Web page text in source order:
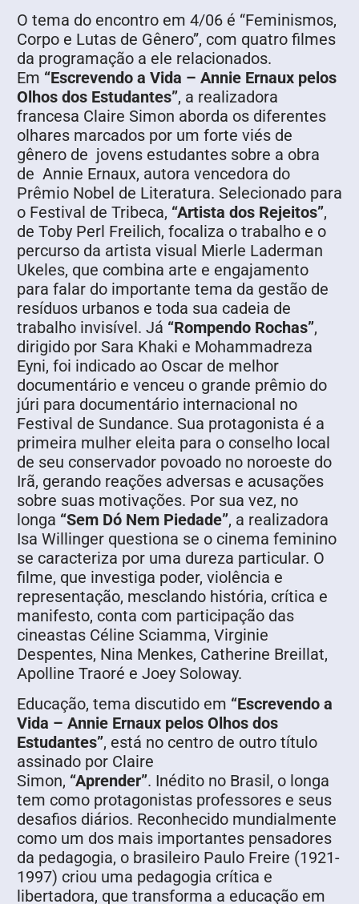
O tema do encontro em 4/06 é “Feminismos,
Corpo e Lutas de Gênero”, com quatro filmes
da programação a ele relacionados.
Em “Escrevendo a Vida – Annie Ernaux pelos
Olhos dos Estudantes”, a realizadora
francesa Claire Simon aborda os diferentes
olhares marcados por um forte viés de
gênero de jovens estudantes sobre a obra
de Annie Ernaux, autora vencedora do
Prêmio Nobel de Literatura. Selecionado para
o Festival de Tribeca, “Artista dos Rejeitos”,
de Toby Perl Freilich, focaliza o trabalho e o
percurso da artista visual Mierle Laderman
Ukeles, que combina arte e engajamento
para falar do importante tema da gestão de
resíduos urbanos e toda sua cadeia de
trabalho invisível. Já “Rompendo Rochas”,
dirigido por Sara Khaki e Mohammadreza
Eyni, foi indicado ao Oscar de melhor
documentário e venceu o grande prêmio do
júri para documentário internacional no
Festival de Sundance. Sua protagonista é a
primeira mulher eleita para o conselho local
de seu conservador povoado no noroeste do
Irã, gerando reações adversas e acusações
sobre suas motivações. Por sua vez, no
longa “Sem Dó Nem Piedade”, a realizadora
Isa Willinger questiona se o cinema feminino
se caracteriza por uma dureza particular. O
filme, que investiga poder, violência e
representação, mesclando história, crítica e
manifesto, conta com participação das
cineastas Céline Sciamma, Virginie
Despentes, Nina Menkes, Catherine Breillat,
Apolline Traoré e Joey Soloway.
Educação, tema discutido em “Escrevendo a
Vida – Annie Ernaux pelos Olhos dos
Estudantes”, está no centro de outro título
assinado por Claire
Simon, “Aprender”. Inédito no Brasil, o longa
tem como protagonistas professores e seus
desafios diários. Reconhecido mundialmente
como um dos mais importantes pensadores
da pedagogia, o brasileiro Paulo Freire (1921-
1997) criou uma pedagogia crítica e
libertadora, que transforma a educação em